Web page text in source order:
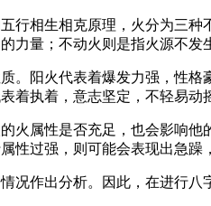
行相生相克原理，火分为三
力量；不动火则是指火源不发
。阳火代表着爆发力强，性
着执着，意志坚定，不轻易动
火属性是否充足，也会影响
性过强，则可能会表现出急躁
况作出分析。因此，在进行